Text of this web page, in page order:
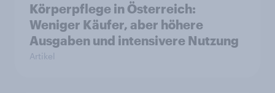
Körperpflege in Österreich:
Weniger Käufer, aber höhere
Ausgaben und intensivere Nutzung
Artikel